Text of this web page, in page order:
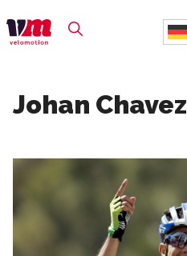
Johan Chavez